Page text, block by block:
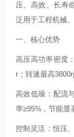
压、高效、长寿
泛用于工程机械
一、核心优势
高压高功率密度
r；转速最高
高效低噪：配流
率≥95%，节能显
控制灵活：恒压